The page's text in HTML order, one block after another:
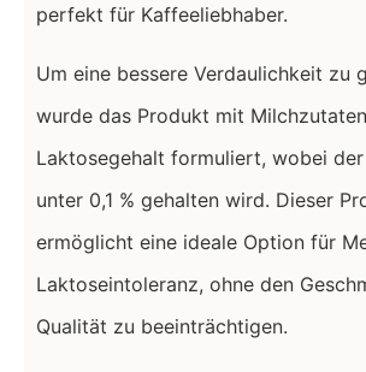
perfekt für Kaffeeliebhaber.
Um eine bessere Verdaulichkeit zu
wurde das Produkt mit
Laktosegehalt formuliert, wobei
unter 0,1 % gehalten wird. Dieser
ermöglicht eine ideale Option für
Laktoseintoleranz, ohne den
Qualität zu beeinträchtigen.